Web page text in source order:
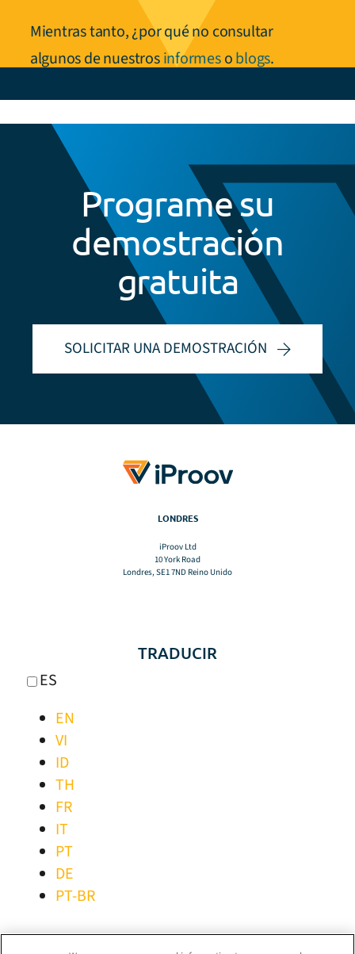
Mientras tanto, ¿por qué no consultar
algunos de nuestrosinformesoblogs.
Programe su
demostración
gratuita
SOLICITAR UNA DEMOSTRACIÓN
LONDRES
iProov Ltd
10 York Road
Londres, SE1 7ND Reino Unido
TRADUCIR
ES
EN
VI
ID
TH
FR
IT
PT
DE
PT-BR
MANTENTE CONECTADO